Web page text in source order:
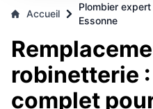
Accueil
Plombier expert
Essonne
robinetterie
complet